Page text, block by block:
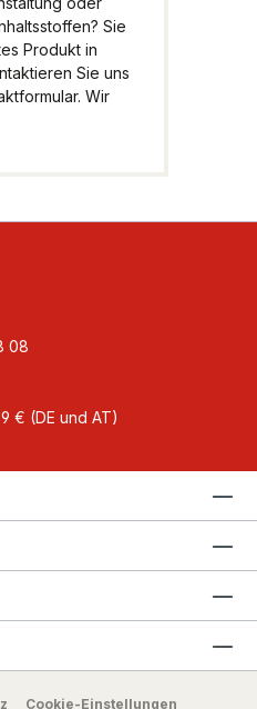
Sie
Produkt in
Sie uns
Wir
08
€ (DE und AT)
Cookie-Einstellungen